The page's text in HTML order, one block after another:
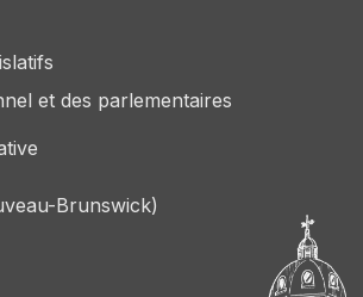
et des parlementaires
Brunswick)